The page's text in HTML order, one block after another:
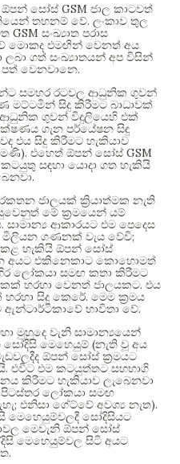
ඕපන් සෝස් GSM ජාල කාටවත්
තහනම් වේ. ලංකාව තුල
GSM සංඛ්‍යාත පරාස
මොකද එමඟින් වෙනත් අය
ගත් සංඛ්‍යාතයන් අප විසින්
වෙනවානෙ.
සමහර රටවල ආධුනික ගුවන්
මට්ටමින් සිදු කිරීමට බාධාවක්
ගුවන් විදුලියෙහි එක්
ගැන පර්යේෂන සිදු
එය සිදු කිරීමට හැකියාව
). එහෙත් ඕපන් සෝස් GSM
සඳහා යොදා ගත හැකියි
.
ජාලයක් ක්‍රියාත්මක නැති
මේ ක්‍රමයෙන් යම්
. සාමාන්‍ය ආකාරයට එම පෙදෙස
ගණනක් වැය වේවි;
හැකියි ඕපන් සෝස්
අයට එකිනෙකාට කොහොමත්
ලෝකයා සමඟ කතා කිරීමට
හරහා වෙනත් ජාලයකට. එය
සිදු කෙරේ. මෙම ක්‍රමය
භාවිතා වේ.
මුහුදෙ වැනි සාමාන්‍යයෙන්
සෝදිසි මෙහෙයුම් (නැති වූ අය
ඕපන් සෝස් ක්‍රමයට
. එවිට එම කටයුත්තට සහභාගි
කිරීමට හැකියාව ලැබෙනවා
ලෝකයා සමඟ
; එනිසා ගේට්වේ අවශ්‍ය නැත).
මෙහෙයුම්වලදී සෝදිසියට
මෙවැනි ඕපන් සෝස්
මෙහෙයුම්වල සිටි අයට
.